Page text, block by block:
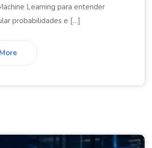
Learning para entender
probabilidades e […]